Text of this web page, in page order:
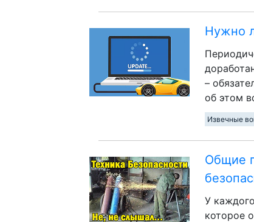
Нужно
–
об этом
Извечные
Общие
У
которое